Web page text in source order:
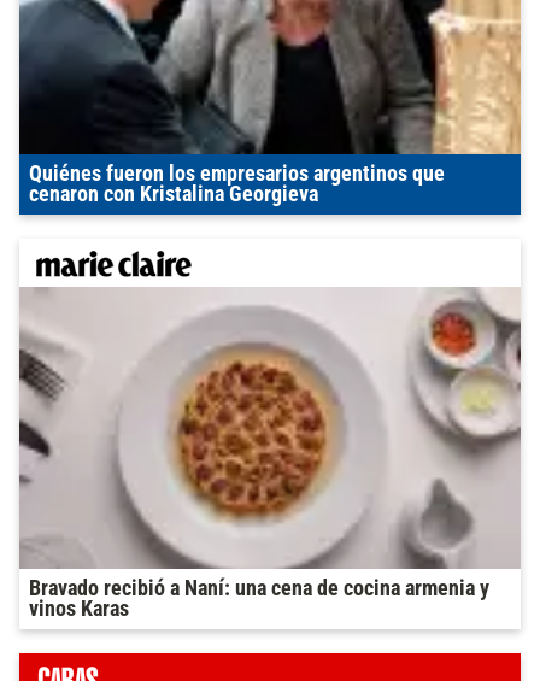
Quiénes fueron los empresarios argentinos que
cenaron con Kristalina Georgieva
Bravado recibió a Naní: una cena de cocina armenia y
vinos Karas